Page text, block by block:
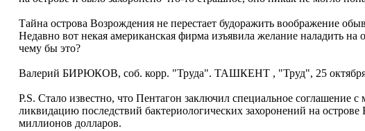
Тайна острова Возрождения не перестает будоражить воображение
Недавно вот некая американская фирма изъявила желание наладить
чему бы это?
Валерий БИРЮКОВ, соб. корр. "Труда". ТАШКЕНТ , "Труд", 25 октября
P.S. Стало известно, что Пентагон заключил специальное соглашение
ликвидацию последствий бактериологических захоронений на
миллионов долларов.